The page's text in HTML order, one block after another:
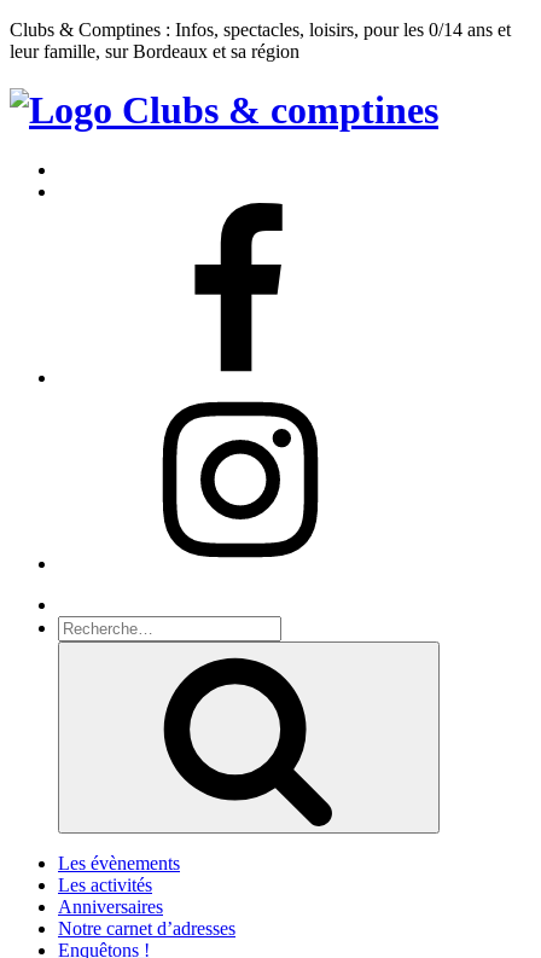
Clubs & Comptines : Infos, spectacles, loisirs, pour les 0/14 ans et
leur famille, sur Bordeaux et sa région
Clubs
Comptines
Recherche
pour
Les évènements
Les activités
Anniversaires
Notre carnet d’adresses
Enquêtons !